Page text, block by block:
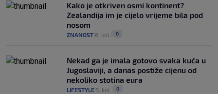
Kako je otkriven osmi kontinent?
Zealandija im je cijelo vrijeme bila pod
nosom
ZNANOST 6. kol. 0
Nekad ga je imala gotovo svaka kuća u
Jugoslaviji, a danas postiže cijenu od
nekoliko stotina eura
LIFESTYLE 5. kol. 0